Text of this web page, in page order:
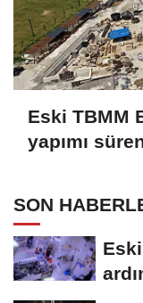
Eski TBMM
yapımı
SON